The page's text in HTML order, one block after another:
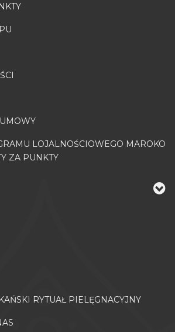
LOJALNOŚCIOWEGO MAROKO
ZA PUNKTY
RYTUAŁ PIELĘGNACYJNY